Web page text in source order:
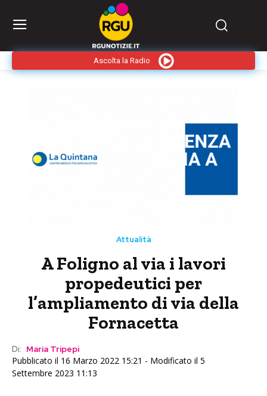
Ascolta la Radio
Attualità
A Foligno al via i lavori
propedeutici per
l’ampliamento di via della
Fornacetta
Di: Maria Tripepi
Pubblicato il 16 Marzo 2022 15:21 - Modificato il 5
Settembre 2023 11:13